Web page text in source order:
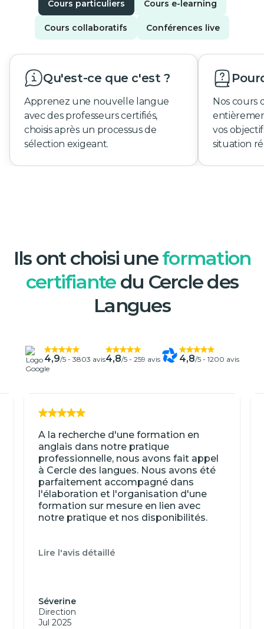
Cours particuliers Cours e-learning
Cours collaboratifs Conférences live
Qu'est-ce que c'est ?
Apprenez une nouvelle langue
avec des professeurs certifiés,
choisis après un processus de
sélection exigeant.
Nos cours
vos
situation
Ils ont choisi uneformation
certifiantedu Cercle des
Langues
4,9/5 - 3803 avis4,8/5 - 259 avis 4,8/5 - 1200 avis
A la recherche d'une formation en
anglais dans notre pratique
professionnelle, nous avons fait appel
à Cercle des langues. Nous avons été
parfaitement accompagné dans
l'élaboration et l'organisation d'une
formation sur mesure en lien avec
notre pratique et nos disponibilités.
Lire l'avis détaillé
Séverine
Direction
Jul 2025